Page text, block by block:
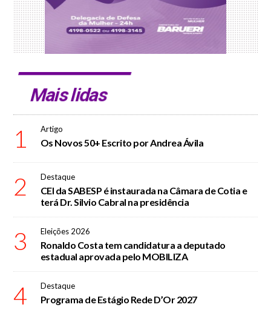
Mais lidas
1 Artigo
Os Novos 50+ Escrito por Andrea Ávila
2 Destaque
CEI da SABESP é instaurada na Câmara de Cotia e
terá Dr. Silvio Cabral na presidência
3 Eleições 2026
Ronaldo Costa tem candidatura a deputado
estadual aprovada pelo MOBILIZA
4 Destaque
Programa de Estágio Rede D’Or 2027